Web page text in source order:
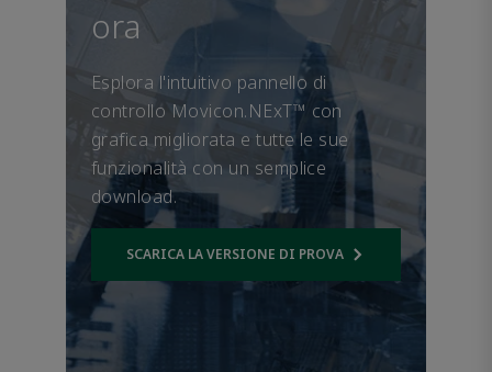
ora
Esplora l'intuitivo pannello di
controllo Movicon.NExT™ con
grafica migliorata e tutte le sue
funzionalità con un semplice
download.
SCARICA LA VERSIONE DI PROVA
Opens internal link